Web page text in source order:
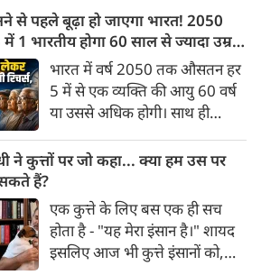
से पहले बूढ़ा हो जाएगा भारत! 2050
1 भारतीय होगा 60 साल से ज्यादा उम्र
भारत में वर्ष 2050 तक औसतन हर
5 में से एक व्यक्ति की आयु 60 वर्ष
या उससे अधिक होगी। साथ ही
भारत में रहेंगे। ‘ट्रांसफॉर्म रूरल
अनुसार भारत विकसित देशों के
विपरीत समृद्ध बनने से पहले ही वृद्ध
होती आबादी वाले देश की श्रेणी में
पहुंच रहा है।
ने कुत्तों पर जो कहा... क्या हम उस पर
हैं?
एक कुत्ते के लिए बस एक ही सच
होता है - "यह मेरा इंसान है।" शायद
इसलिए आज भी कुत्ते इंसानों को,